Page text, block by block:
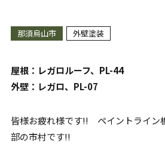
那須烏山市 外壁塗装
屋根：レガロルーフ、PL-44
外壁：レガロ、PL-07
皆様お疲れ様です!! ペイントライ
部の市村です!!